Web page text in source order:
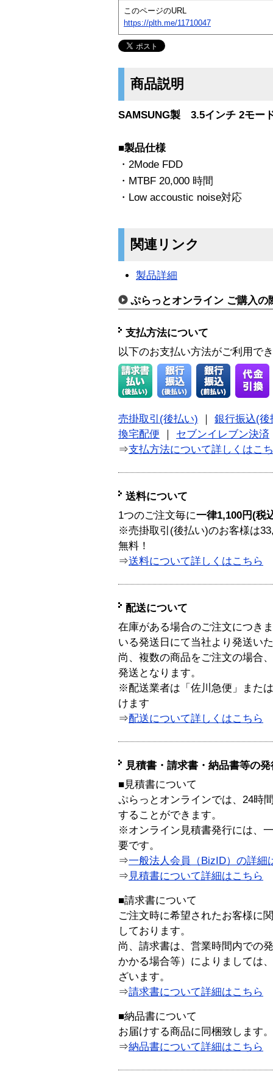
このページのURL
https://plth.me/11710047
商品説明
SAMSUNG製 3.5インチ 2モー
■製品仕様
・2Mode FDD
・MTBF 20,000 時間
・Low accoustic noise対応
関連リンク
製品詳細
ぷらっとオンライン ご購入の
支払方法について
以下のお支払い方法がご利用で
売掛取引(後払い)
銀行振込(後
換宅配便
セブンイレブン決済
⇒支払方法について詳しくはこ
送料について
1つのご注文毎に一律1,100円(税
※売掛取引(後払い)のお客様は
無料！
⇒送料について詳しくはこちら
配送について
在庫がある場合のご注文につき
いる発送日にて当社より発送い
尚、複数の商品をご注文の場合
発送となります。
※配送業者は「佐川急便」また
けます
⇒配送について詳しくはこちら
見積書・請求書・納品書等の
■見積書について
ぷらっとオンラインでは、24時
することができます。
※オンライン見積書発行には、
要です。
⇒一般法人会員（BizID）の詳細
⇒ 見積書について詳細はこちら
■請求書について
ご注文時に希望されたお客様に
しております。
尚、請求書は、営業時間内での
かかる場合等）によりましては
ざいます。
⇒請求書について詳細はこちら
■納品書について
お届けする商品に同梱致します。
⇒納品書について詳細はこちら